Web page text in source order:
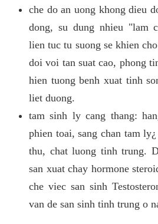
che do an uong khong dieu
dong, su dung nhieu "lam
lien tuc tu suong se khien
doi voi tan suat cao, phong
hien tuong benh xuat tinh
liet duong.
tam sinh ly cang thang:
phien toai, sang chan tam
thu, chat luong tinh trung.
san xuat chay hormone
che viec san sinh
van de san sinh tinh trung o